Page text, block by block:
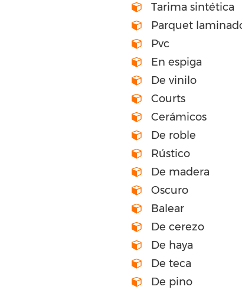
Tarima sintética
Parquet
Pvc
En espiga
De vinilo
Courts
Cerámicos
De roble
Rústico
De madera
Oscuro
Balear
De cerezo
De haya
De teca
De pino